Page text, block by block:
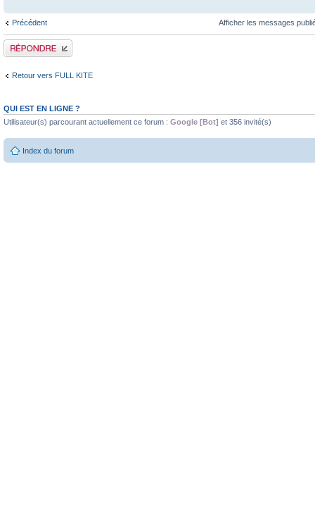
Précédent Afficher les messages
Publier une réponse
Retour vers FULL KITE
QUI EST EN LIGNE ?
Utilisateur(s) parcourant actuellement ce forum : Google [Bot] et 356 invité(s)
Index du forum